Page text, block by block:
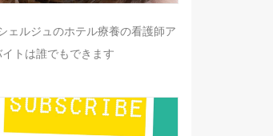
ェルジュのホテル療養の看護師ア
イトは誰でもできます